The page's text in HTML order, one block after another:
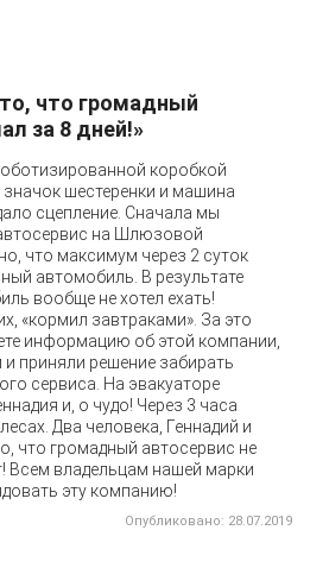
что громадный
за 8 дней!»
коробкой
значок шестеренки и машина
сцепление. Сначала мы
на Шлюзовой
что максимум через 2 суток
автомобиль. В результате
вообще не хотел ехать!
«кормил завтраками». За это
информацию об этой компании,
приняли решение забирать
сервиса. На эвакуаторе
и, о чудо! Через 3 часа
Два человека, Геннадий и
что громадный автосервис не
Всем владельцам нашей марки
эту компанию!
Опубликовано: 28.07.2019